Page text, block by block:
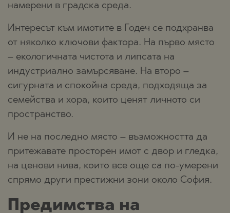
намерени в градска среда.
Интересът към имотите в Годеч се подхранва
от няколко ключови фактора. На първо място
– екологичната чистота и липсата на
индустриално замърсяване. На второ –
сигурната и спокойна среда, подходяща за
семейства и хора, които ценят личното си
пространство.
И не на последно място – възможността да
притежавате просторен имот с двор и гледка,
на ценови нива, които все още са по-умерени
спрямо други престижни зони около София.
Предимства на